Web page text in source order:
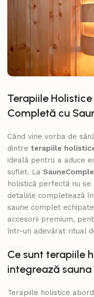
Terapiile
Completă cu
Când vine vorba de
dintre terapiile
ideală pentru a aduce
suflet. La
holistică perfectă nu
detaliile completează
saune complet
accesorii premium,
într-un adevărat ritual
Ce sunt terapiile
integrează
Terapiile holistice